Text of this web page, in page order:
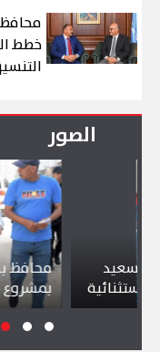
محافظ
خطط
الصور
محافظ
بمشروع سوق